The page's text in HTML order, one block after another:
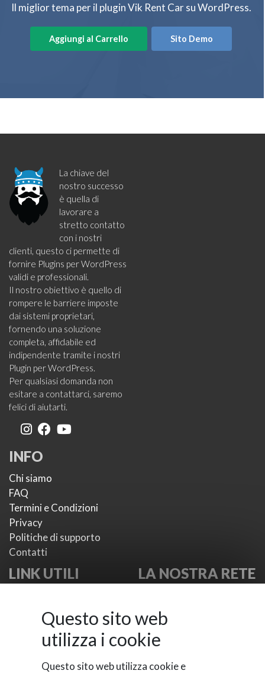
Il miglior tema per il plugin Vik Rent Car su WordPress.
Aggiungi al Carrello Sito Demo
La chiave del
nostro successo
è quella di
lavorare a
stretto contatto
con i nostri
clienti, questo ci permette di
fornire Plugins per WordPress
validi e professionali.
Il nostro obiettivo è quello di
rompere le barriere imposte
dai sistemi proprietari,
fornendo una soluzione
completa, affidabile ed
indipendente tramite i nostri
Plugin per WordPress.
Per qualsiasi domanda non
esitare a contattarci, saremo
felici di aiutarti.
INFO
Chi siamo
FAQ
Termini e Condizioni
Privacy
Politiche di supporto
Contatti
LINK UTILI
I nostri temi
Metodi di pagamento
Provider di SMS
Support Board
LA NOSTRA RETE
Extensionsforjoomla.com
e4jConnect.com
Questo sito web
utilizza i cookie
Questo sito web utilizza cookie e